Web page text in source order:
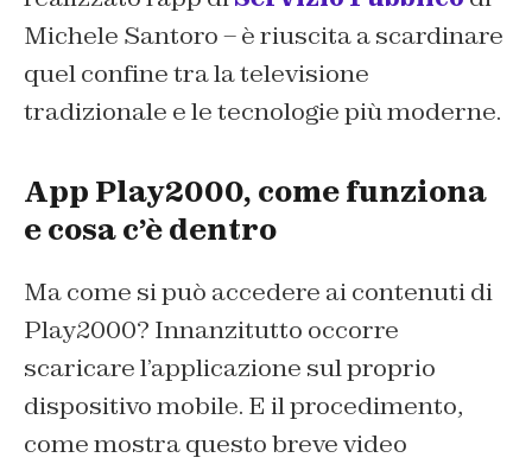
Michele Santoro – è riuscita a scardinare
quel confine tra la televisione
tradizionale e le tecnologie più moderne.
App Play2000, come funziona
e cosa c’è dentro
Ma come si può accedere ai contenuti di
Play2000? Innanzitutto occorre
scaricare l’applicazione sul proprio
dispositivo mobile. E il procedimento,
come mostra questo breve video